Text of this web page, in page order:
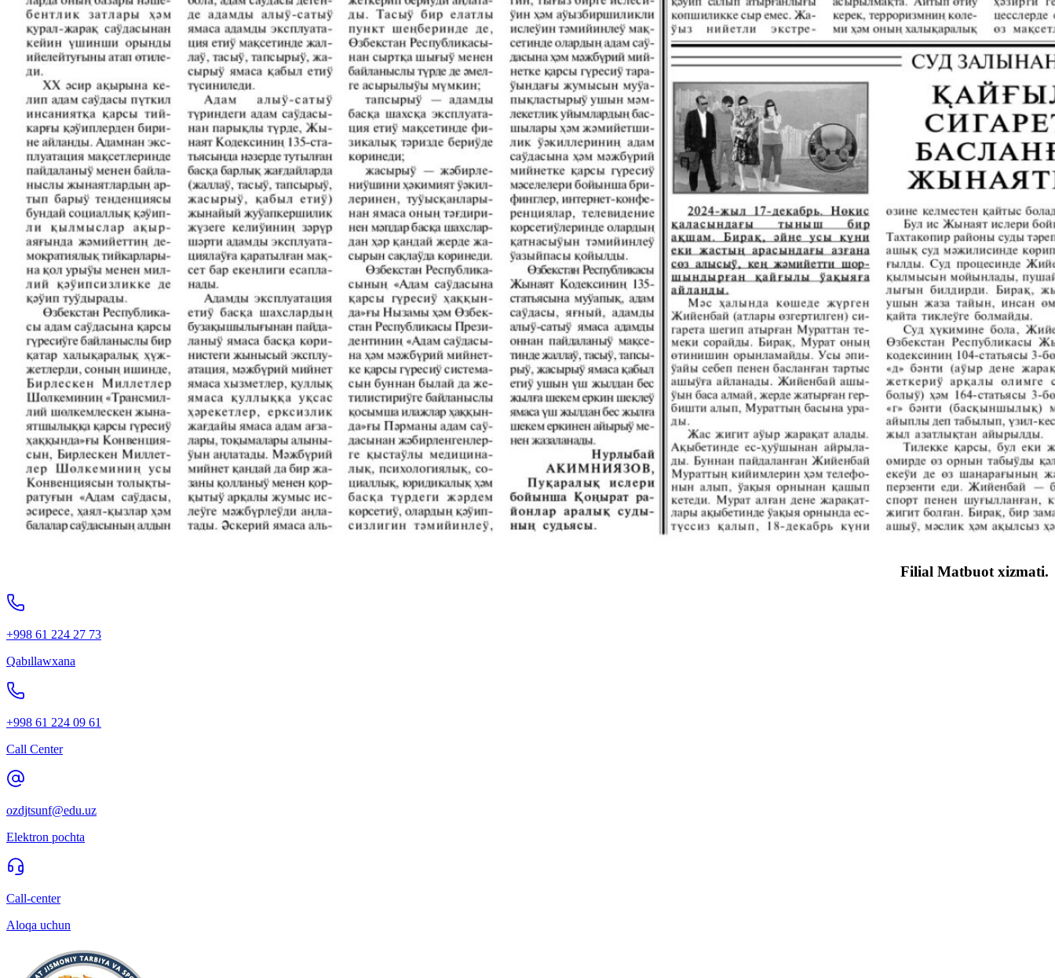
Filial Matbuot xizmati.
+998 61 224 27 73
Qabıllawxana
+998 61 224 09 61
Call Center
ozdjtsunf@edu.uz
Elektron pochta
Call-center
Aloqa uchun